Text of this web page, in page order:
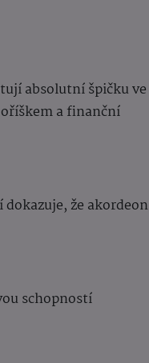
absolutní špičku ve
a finanční
že akordeon
schopností